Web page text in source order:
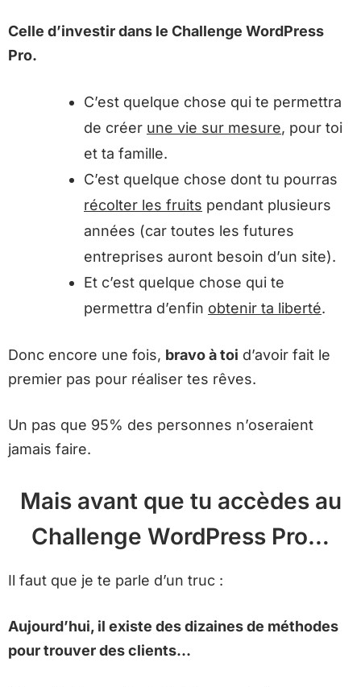
Celle d’investir dans le Challenge WordPress
Pro.
C’est quelque chose qui te permettra
de créer une vie sur mesure, pour toi
et ta famille.
C’est quelque chose dont tu pourras
récolter les fruits pendant plusieurs
années (car toutes les futures
entreprises auront besoin d’un site).
Et c’est quelque chose qui te
permettra d’enfin obtenir ta liberté.
Donc encore une fois, bravo à toi d’avoir fait le
premier pas pour réaliser tes rêves.
Un pas que 95% des personnes n’oseraient
jamais faire.
Mais avant que tu accèdes au
Challenge WordPress Pro…
Il faut que je te parle d’un truc :
Aujourd’hui, il existe des dizaines de méthodes
pour trouver des clients…